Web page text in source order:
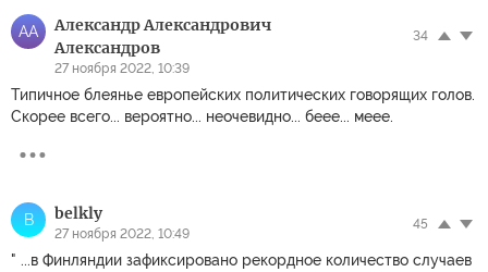
АА
Александр Александрович
Александров
27 ноября 2022, 10:39
34
Типичное блеянье европейских политических говорящих голов.
Скорее всего... вероятно... неочевидно... беее... меее.
B belkly
27 ноября 2022, 10:49
45
" ...в Финляндии зафиксировано рекордное количество случаев